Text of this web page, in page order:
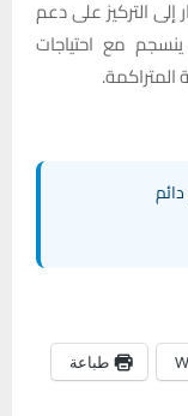
التركيز على دعم
ينسجم مع احتياجات
المتراكمة.
طباعة